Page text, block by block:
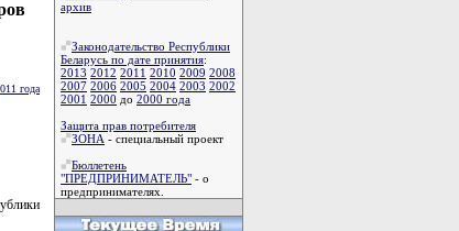
года
архив
Законодательство Республики
Беларусь по дате принятия:
2013 2012 2011 2010 2009 2008
2007 2006 2005 2004 2003 2002
2001 2000 до 2000 года
Защита прав потребителя
ЗОНА - специальный проект
Бюллетень
"ПРЕДПРИНИМАТЕЛЬ" - о
предпринимателях.